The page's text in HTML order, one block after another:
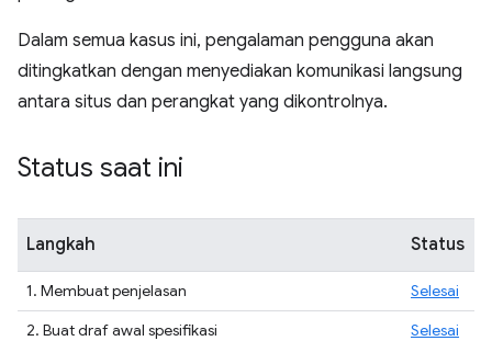
Dalam semua kasus ini, pengalaman pengguna akan
ditingkatkan dengan menyediakan komunikasi langsung
antara situs dan perangkat yang dikontrolnya.
Status saat ini
Langkah Status
1. Membuat penjelasan
Selesai
2. Buat draf awal spesifikasi
Selesai